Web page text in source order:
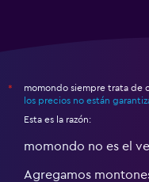
*
momondo siempre trata de
los precios no están
Esta es la razón:
momondo no es el
Agregamos